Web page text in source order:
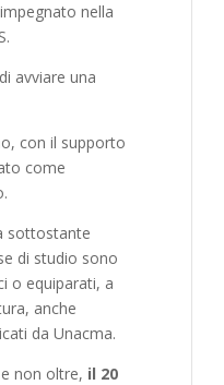
nella
avviare una
con il supporto
come
sottostante
di studio sono
o equiparati, a
anche
da Unacma.
non oltre, il 20